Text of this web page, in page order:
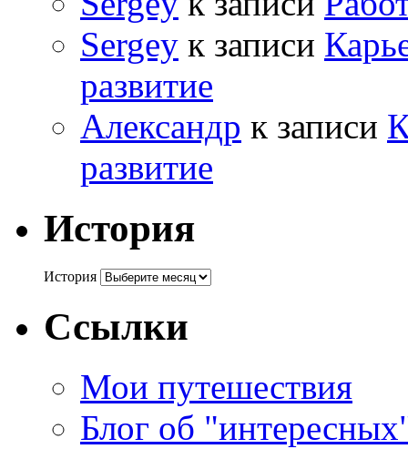
Sergey к записи
развитие
Александр к записи
развитие
История
История
Ссылки
Мои путешествия
Блог об